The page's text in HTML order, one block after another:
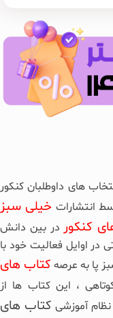
های داوطلبان کنکور
انتشارات خیلی سبز
کنکور در بین دانش
در اوایل فعالیت خود با
پا به عرصه کتاب های
، این کتاب ها از
نظام آموزشی کتاب های